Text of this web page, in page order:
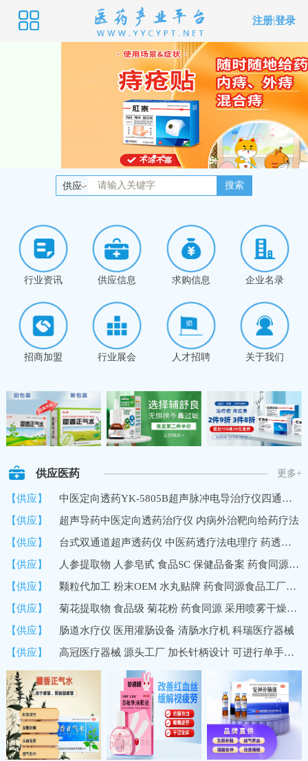
注册 |登录
供应 搜索
行业资讯 供应信息 求购信息 企业名录
招商加盟 行业展会 人才招聘 关于我们
供应医药 更多+
【供应】
中医定向透药YK-5805B超声脉冲电导治疗仪四通道8路输出深层透药
【供应】
超声导药中医定向透药治疗仪 内病外治靶向给药疗法
【供应】
台式双通道超声透药仪 中医药透疗法电理疗 药透度深 超声波导药
【供应】
人参提取物 人参皂甙 食品SC 保健品备案 药食同源 10%UV 国内
【供应】
颗粒代加工 粉末OEM 水丸贴牌 药食同源食品工厂加工定制
【供应】
菊花提取物 食品级 菊花粉 药食同源 采用喷雾干燥技术 速溶浓缩粉
【供应】
肠道水疗仪 医用灌肠设备 清肠水疗机 科瑞医疗器械
【供应】
高冠医疗器械 源头工厂 加长针柄设计 可进行单手操作 中医穴位埋线针